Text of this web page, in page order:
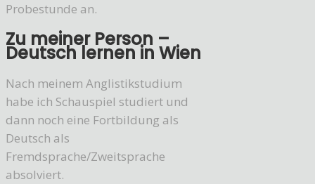
Probestunde an.
Zu meiner Person –
Deutsch lernen in Wien
Nach meinem Anglistikstudium
habe ich Schauspiel studiert und
dann noch eine Fortbildung als
Deutsch als
Fremdsprache/Zweitsprache
absolviert.